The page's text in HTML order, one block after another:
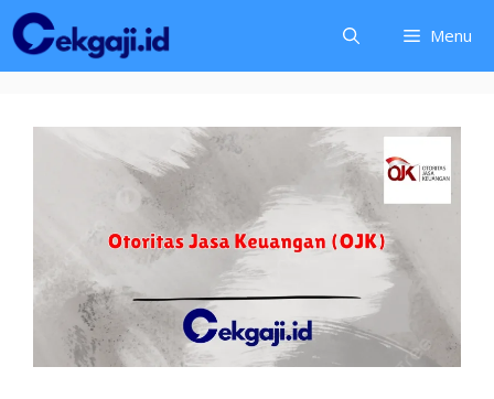
Langsung
ke
isi
Menu